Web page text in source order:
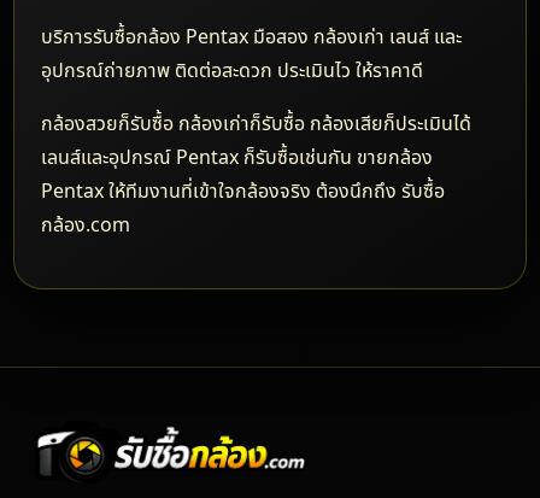
บริการรับซื้อกล้อง Pentax มือสอง กล้องเก่า เลนส์ และ
อุปกรณ์ถ่ายภาพ ติดต่อสะดวก ประเมินไว ให้ราคาดี
กล้องสวยก็รับซื้อ กล้องเก่าก็รับซื้อ กล้องเสียก็ประเมินได้
เลนส์และอุปกรณ์ Pentax ก็รับซื้อเช่นกัน ขายกล้อง
Pentax ให้ทีมงานที่เข้าใจกล้องจริง ต้องนึกถึง รับซื้อ
กล้อง.com